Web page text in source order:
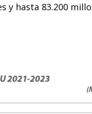
y hasta 83.200